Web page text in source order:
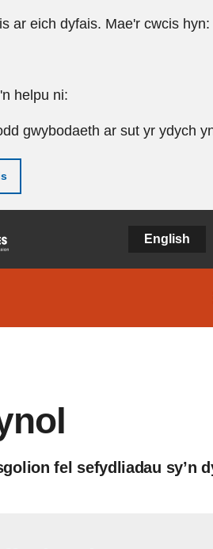
ar eich dyfais. Mae'r cwcis hyn:
helpu ni:
gwybodaeth ar sut yr ydych
English
fel sefydliadau sy’n